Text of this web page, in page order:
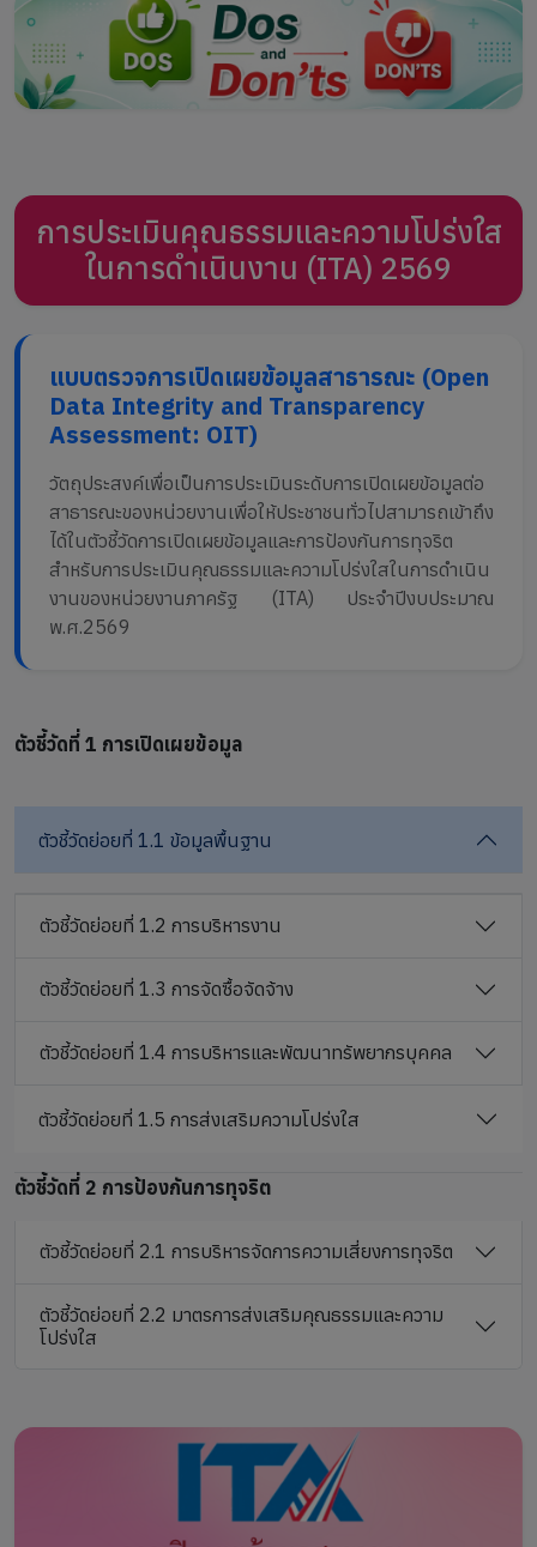
การประเมินคุณธรรมและความโปร่งใส
ในการดำเนินงาน (ITA) 2569
แบบตรวจการเปิดเผยข้อมูลสาธารณะ (Open
Data Integrity and Transparency
Assessment: OIT)
วัตถุประสงค์เพื่อเป็นการประเมินระดับการเปิดเผยข้อมูลต่อ
สาธารณะของหน่วยงานเพื่อให้ประชาชนทั่วไปสามารถเข้าถึง
ได้ในตัวชี้วัดการเปิดเผยข้อมูลและการป้องกันการทุจริต
สำหรับการประเมินคุณธรรมและความโปร่งใสในการดำเนิน
งานของหน่วยงานภาครัฐ (ITA) ประจำปีงบประมาณ
พ.ศ.2569
ตัวชี้วัดที่ 1 การเปิดเผยข้อมูล
ตัวชี้วัดย่อยที่ 1.1 ข้อมูลพื้นฐาน
ตัวชี้วัดย่อยที่ 1.2 การบริหารงาน
ตัวชี้วัดย่อยที่ 1.3 การจัดซื้อจัดจ้าง
ตัวชี้วัดย่อยที่ 1.4 การบริหารและพัฒนาทรัพยากรบุคคล
ตัวชี้วัดย่อยที่ 1.5 การส่งเสริมความโปร่งใส
ตัวชี้วัดที่ 2 การป้องกันการทุจริต
ตัวชี้วัดย่อยที่ 2.1 การบริหารจัดการความเสี่ยงการทุจริต
ตัวชี้วัดย่อยที่ 2.2 มาตรการส่งเสริมคุณธรรมและความ
โปร่งใส